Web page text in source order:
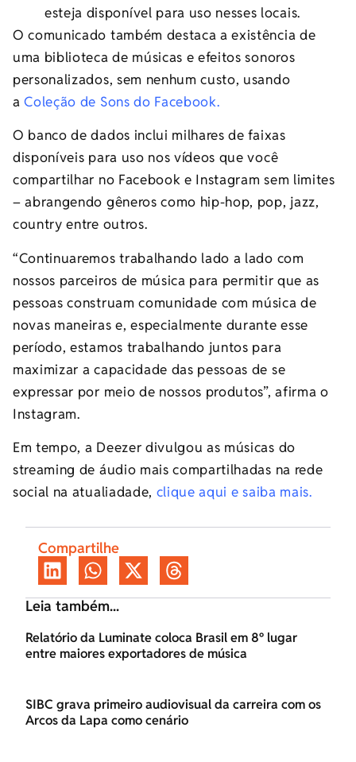
esteja disponível para uso nesses locais.
O comunicado também destaca a existência de
uma biblioteca de músicas e efeitos sonoros
personalizados, sem nenhum custo, usando
aColeção de Sons do Facebook.
O banco de dados inclui milhares de faixas
disponíveis para uso nos vídeos que você
compartilhar no Facebook e Instagram sem limites
– abrangendo gêneros como hip-hop, pop, jazz,
country entre outros.
“Continuaremos trabalhando lado a lado com
nossos parceiros de música para permitir que as
pessoas construam comunidade com música de
novas maneiras e, especialmente durante esse
período, estamos trabalhando juntos para
maximizar a capacidade das pessoas de se
expressar por meio de nossos produtos”, afirma o
Instagram.
Em tempo, a Deezer divulgou as músicas do
streaming de áudio mais compartilhadas na rede
social na atualiadade, clique aqui e saiba mais.
Compartilhe
Leia também...
Relatório da Luminate coloca Brasil em 8º lugar
entre maiores exportadores de música
SIBC grava primeiro audiovisual da carreira com os
Arcos da Lapa como cenário